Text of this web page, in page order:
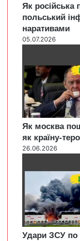
Як російська
польський
наративами
05.07.2026
Як москва
як країну-
26.06.2026
Удари ЗСУ по